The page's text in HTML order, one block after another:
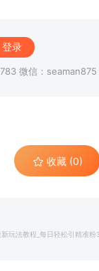
登录
微信：seaman875
收藏 (0)
玩法教程_每日轻松引精准